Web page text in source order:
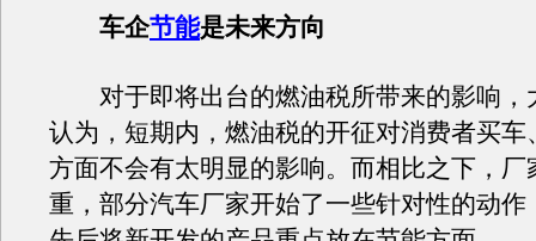
车企节能是未来方向
对于即将出台的燃油税所带来的影响，
认为，短期内，燃油税的开征对消费者买车
方面不会有太明显的影响。而相比之下，厂
重，部分汽车厂家开始了一些针对性的动作